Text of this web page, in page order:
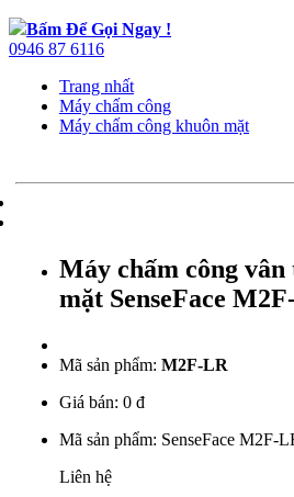
Bấm Để Gọi Ngay !
0946 87 6116
Trang nhất
Máy chấm công
Máy chấm công khuôn mặt
Máy chấm công vân
mặt SenseFace
Mã sản phẩm: M2F-LR
Giá bán: 0 đ
Mã sản phẩm: SenseFace M2F-
Liên hệ